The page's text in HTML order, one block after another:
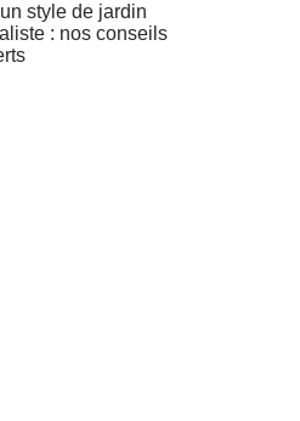
style de jardin
: nos conseils